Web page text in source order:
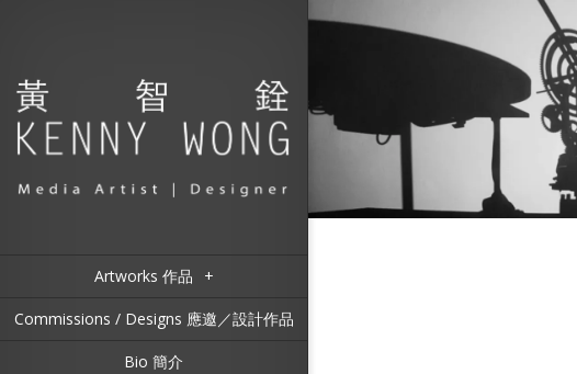
Artworks 作品 +
Commissions / Designs 應邀／設計作品
Bio 簡介